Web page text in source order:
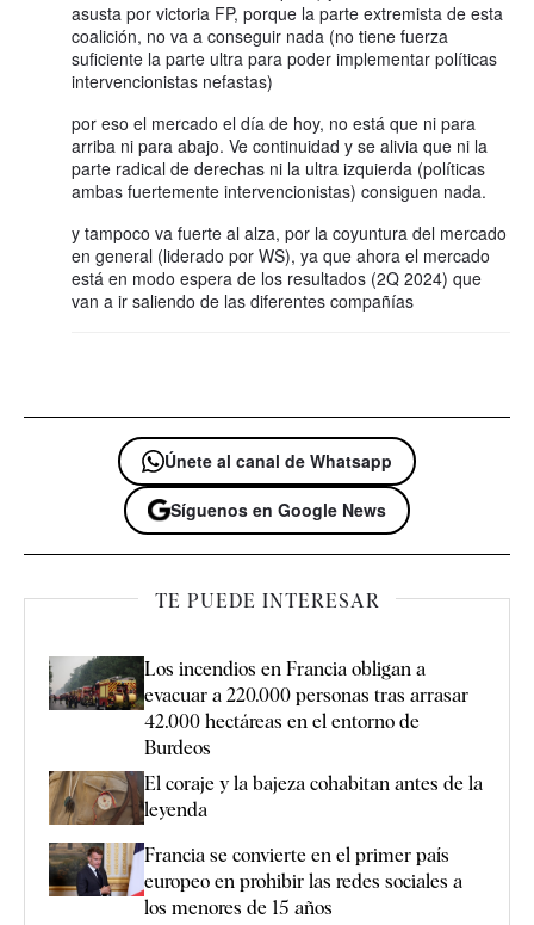
asusta por victoria FP, porque la parte extremista de esta
coalición, no va a conseguir nada (no tiene fuerza
suficiente la parte ultra para poder implementar políticas
intervencionistas nefastas)
por eso el mercado el día de hoy, no está que ni para
arriba ni para abajo. Ve continuidad y se alivia que ni la
parte radical de derechas ni la ultra izquierda (políticas
ambas fuertemente intervencionistas) consiguen nada.
y tampoco va fuerte al alza, por la coyuntura del mercado
en general (liderado por WS), ya que ahora el mercado
está en modo espera de los resultados (2Q 2024) que
van a ir saliendo de las diferentes compañías
Únete al canal de Whatsapp
Síguenos en Google News
TE PUEDE INTERESAR
Los incendios en Francia obligan a
evacuar a 220.000 personas tras arrasar
42.000 hectáreas en el entorno de
Burdeos
El coraje y la bajeza cohabitan antes de la
leyenda
Francia se convierte en el primer país
europeo en prohibir las redes sociales a
los menores de 15 años